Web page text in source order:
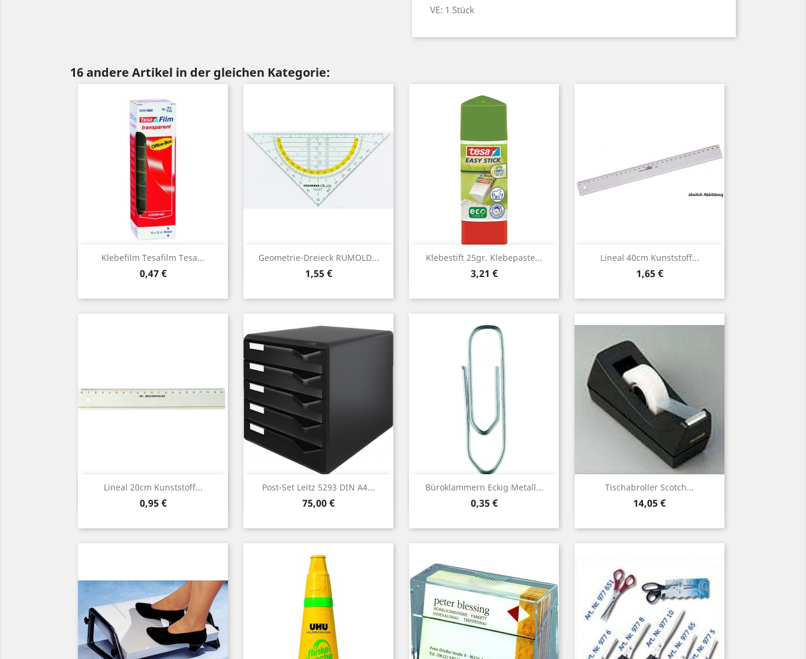
VE: 1 Stück
16 andere Artikel in der gleichen Kategorie:
Klebefilm Tesafilm Tesa...
Preis
0,47 €
Vorschau Geometrie-Dreieck RUMOLD...
Preis
1,55 €
Vorschau Klebestift 25gr. Klebepaste...
Preis
3,21 €
Vorschau Lineal 40cm Kunststoff...
Preis
1,65 €
Vorschau
Lineal 20cm Kunststoff...
Preis
0,95 €
Vorschau Post-Set Leitz 5293 DIN A4...
Preis
75,00 €
Vorschau Büroklammern Eckig Metall...
Preis
0,35 €
Vorschau Tischabroller Scotch...
Preis
14,05 €
Vorschau